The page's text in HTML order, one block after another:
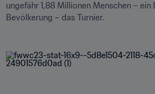
ungefähr 1,88 Millionen Menschen –
Bevölkerung – das Turnier.